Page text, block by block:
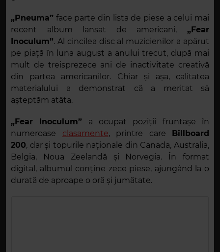
„Pneuma” face parte din lista de piese a celui mai
recent album lansat de americani, „Fear
Inoculum”. Al cincilea disc al muzicienilor a apărut
pe piață în luna august a anului trecut, după mai
mult de treisprezece ani de inactivitate creativă
din partea americanilor. Chiar și așa, calitatea
materialului a demonstrat că a meritat să
așteptăm atâta.
„Fear Inoculum” a ocupat poziții fruntașe în
numeroase clasamente, printre care Billboard
200, dar și topurile naționale din Canada, Australia,
Belgia, Noua Zeelandă și Norvegia. În format
digital, albumul conține zece piese, ajungând la o
durată de aproape o oră și jumătate.